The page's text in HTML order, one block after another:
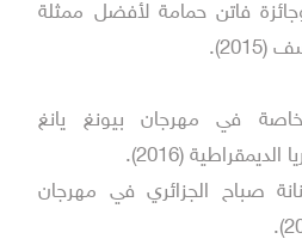
فاتن حمامة لأفضل ممثلة
في مهرجان بيونغ يانغ
(2016).
صباح الجزائري في مهرجان